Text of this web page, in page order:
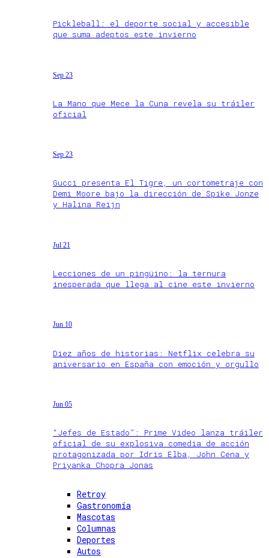
Pickleball: el deporte social y accesible
que suma adeptos este invierno
Sep 23
La Mano que Mece la Cuna revela su tráiler
oficial
Sep 23
Gucci presenta El Tigre, un cortometraje con
Demi Moore bajo la dirección de Spike Jonze
y Halina Reijn
Jul 21
Lecciones de un pingüino: la ternura
inesperada que llega al cine este invierno
Jun 10
Diez años de historias: Netflix celebra su
aniversario en España con emoción y orgullo
Jun 05
“Jefes de Estado”: Prime Video lanza tráiler
oficial de su explosiva comedia de acción
protagonizada por Idris Elba, John Cena y
Priyanka Chopra Jonas
Retroy
Gastronomía
Mascotas
Columnas
Deportes
Autos